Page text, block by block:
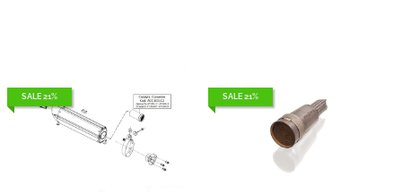
SALE 21% SALE 21%